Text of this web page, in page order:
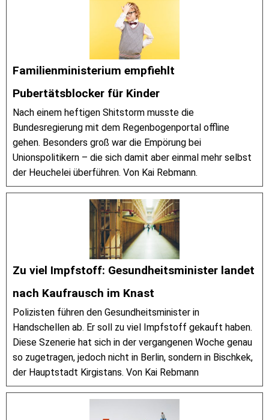
Familienministerium empfiehlt
Pubertätsblocker für Kinder
Nach einem heftigen Shitstorm musste die
Bundesregierung mit dem Regenbogenportal offline
gehen. Besonders groß war die Empörung bei
Unionspolitikern – die sich damit aber einmal mehr selbst
der Heuchelei überführen. Von Kai Rebmann.
Zu viel Impfstoff: Gesundheitsminister landet
nach Kaufrausch im Knast
Polizisten führen den Gesundheitsminister in
Handschellen ab. Er soll zu viel Impfstoff gekauft haben.
Diese Szenerie hat sich in der vergangenen Woche genau
so zugetragen, jedoch nicht in Berlin, sondern in Bischkek,
der Hauptstadt Kirgistans. Von Kai Rebmann